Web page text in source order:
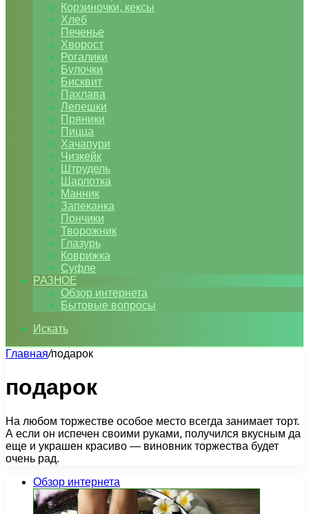
Корзиночки, кексы
Хлеб
Печенье
Хворост
Рогалики
Булочки
Бисквит
Пахлава
Лепешки
Пряники
Пицца
Хачапури
Чизкейк
Штрудель
Шарлотка
Манник
Запеканка
Пончики
Творожник
Глазурь
Коврижка
Суфле
РАЗНОЕ
Обзор интернета
Бытовые вопросы
Искать
Главная/подарок
подарок
На любом торжестве особое место всегда занимает торт.
А если он испечен своими руками, получился вкусным да
еще и украшен красиво — виновник торжества будет
очень рад.
Обзор интернета